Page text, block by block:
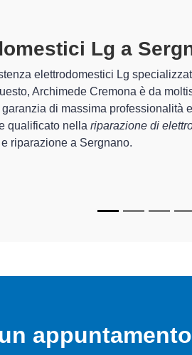
Lg A
Cremona sono in grado di
e lariparazione del tuo
di Archimede Cremona sono in
e durare a lungo nel tempo.
appuntamento